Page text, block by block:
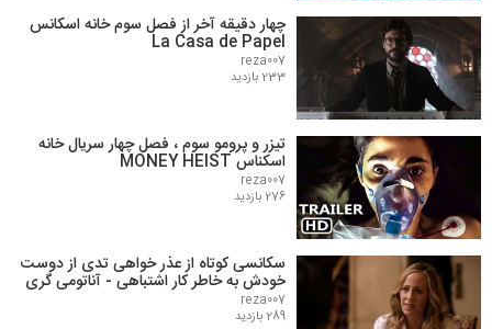
چهار دقیقه آخر از فصل سوم خانه اسکانس
La Casa de Papel
reza007
233 بازدید
تیزر و پرومو سوم ، فصل چهار سریال خانه
اسکناس MONEY HEIST
reza007
276 بازدید
سکانسی کوتاه از عذر خواهی تدی از دوست
خودش به خاطر کار اشتباهی - آناتومی گری
reza007
289 بازدید